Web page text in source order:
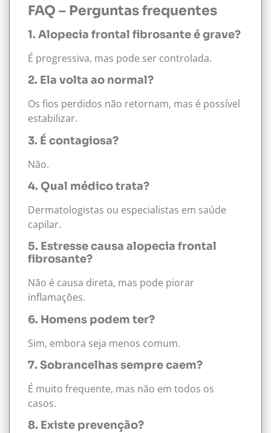
FAQ – Perguntas frequentes
1. Alopecia frontal fibrosante é grave?
É progressiva, mas pode ser controlada.
2. Ela volta ao normal?
Os fios perdidos não retornam, mas é possível
estabilizar.
3. É contagiosa?
Não.
4. Qual médico trata?
Dermatologistas ou especialistas em saúde
capilar.
5. Estresse causa alopecia frontal
fibrosante?
Não é causa direta, mas pode piorar
inflamações.
6. Homens podem ter?
Sim, embora seja menos comum.
7. Sobrancelhas sempre caem?
É muito frequente, mas não em todos os
casos.
8. Existe prevenção?